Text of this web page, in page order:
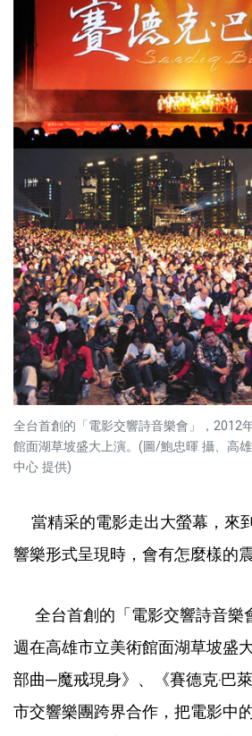
全台首創的「電影交響詩音樂會」，2012
館面湖草坡盛大上演。(圖/鮑忠暉 攝、高
中心 提供)
當精采的電影走出大螢幕，來
響樂形式呈現時，會有怎麼樣的
全台首創的「電影交響詩音樂
週在高雄市立美術館面湖草坡盛
部曲─魔戒現身》、《賽德克‧巴
市交響樂團跨界合作，把電影中